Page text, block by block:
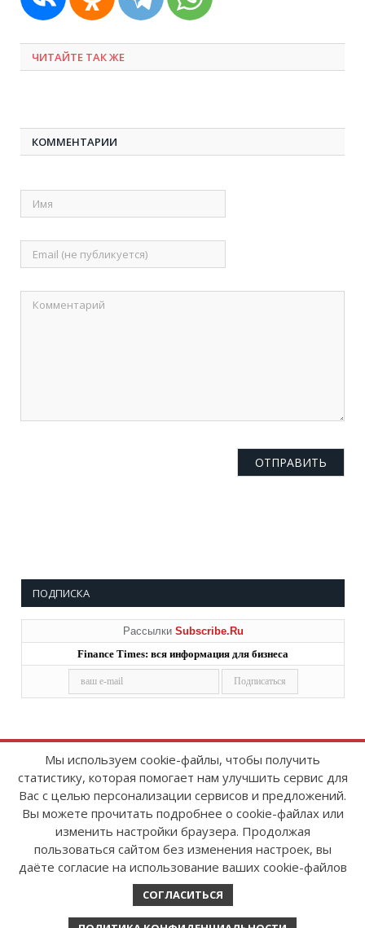
ЧИТАЙТЕ ТАК ЖЕ
КОММЕНТАРИИ
ПОДПИСКА
Рассылки Subscribe.Ru
Finance Times: вся информация для бизнеса
Copyright © 2008-2026FinanceTimes
Зарегистрировано в Роскомнадзоре
Свидетельство о регистрации СМИ:
серия Эл № ФС77-86300 от 10 ноября 2023 г
Мы используем cookie-файлы, чтобы получить
статистику, которая помогает нам улучшить сервис для
Вас с целью персонализации сервисов и предложений.
Вы можете прочитать подробнее о cookie-файлах или
изменить настройки браузера. Продолжая
пользоваться сайтом без изменения настроек, вы
даёте согласие на использование ваших cookie-файлов
СОГЛАСИТЬСЯ